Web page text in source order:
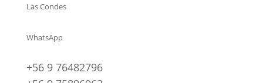
Las Condes
WhatsApp
+56 9 76482796